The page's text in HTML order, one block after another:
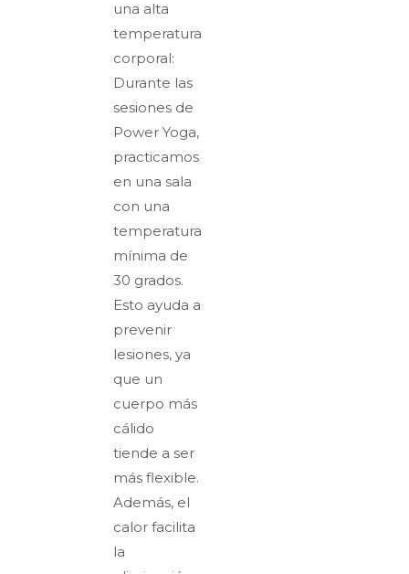
una alta
temperatura
corporal:
Durante las
sesiones de
Power Yoga,
practicamos
en una sala
con una
temperatura
mínima de
30 grados.
Esto ayuda a
prevenir
lesiones, ya
que un
cuerpo más
cálido
tiende a ser
más flexible.
Además, el
calor facilita
la